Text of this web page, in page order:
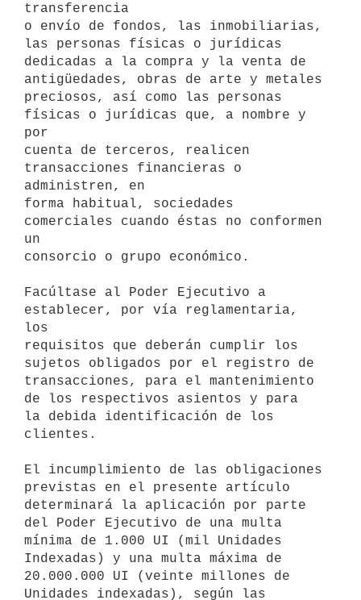
transferencia
o envío de fondos, las inmobiliarias,
las personas físicas o jurídicas
dedicadas a la compra y la venta de
antigüedades, obras de arte y metales
preciosos, así como las personas
físicas o jurídicas que, a nombre y
por
cuenta de terceros, realicen
transacciones financieras o
administren, en
forma habitual, sociedades
comerciales cuando éstas no conformen
un
consorcio o grupo económico.
Facúltase al Poder Ejecutivo a
establecer, por vía reglamentaria,
los
requisitos que deberán cumplir los
sujetos obligados por el registro de
transacciones, para el mantenimiento
de los respectivos asientos y para
la debida identificación de los
clientes.
El incumplimiento de las obligaciones
previstas en el presente artículo
determinará la aplicación por parte
del Poder Ejecutivo de una multa
mínima de 1.000 UI (mil Unidades
Indexadas) y una multa máxima de
20.000.000 UI (veinte millones de
Unidades indexadas), según las